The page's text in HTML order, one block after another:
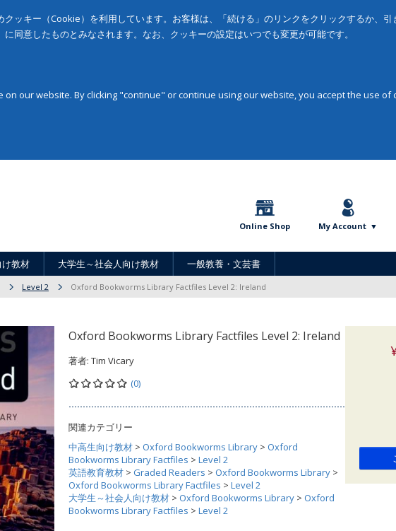
ッキー（Cookie）を利用しています。お客様は、「続ける」のリンクをクリックするか、
同意したものとみなされます。なお、クッキーの設定はいつでも変更が可能です。
our website. By clicking "continue" or continue using our website, you accept the use of
Online Shop My Account
教材 大学生～社会人向け教材 一般教養・文芸書
Level 2 Oxford Bookworms Library Factfiles Level 2: Ireland
Oxford Bookworms Library Factfiles Level 2: Ireland
著者: Tim Vicary
(0)
関連カテゴリー
中高生向け教材 > Oxford Bookworms Library > Oxford
Bookworms Library Factfiles > Level 2
英語教育教材 > Graded Readers > Oxford Bookworms Library >
Oxford Bookworms Library Factfiles > Level 2
大学生～社会人向け教材 > Oxford Bookworms Library > Oxford
Bookworms Library Factfiles > Level 2